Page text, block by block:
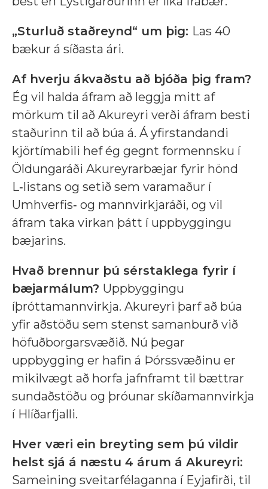
„Sturluð staðreynd“ um þig: Las 40
bækur á síðasta ári.
Af hverju ákvaðstu að bjóða þig fram?
Ég vil halda áfram að leggja mitt af
mörkum til að Akureyri verði áfram besti
staðurinn til að búa á. Á yfirstandandi
kjörtímabili hef ég gegnt formennsku í
Öldungaráði Akureyrarbæjar fyrir hönd
L‑listans og setið sem varamaður í
Umhverfis‑ og mannvirkjaráði, og vil
áfram taka virkan þátt í uppbyggingu
bæjarins.
Hvað brennur þú sérstaklega fyrir í
bæjarmálum? Uppbyggingu
íþróttamannvirkja. Akureyri þarf að búa
yfir aðstöðu sem stenst samanburð við
höfuðborgarsvæðið. Nú þegar
uppbygging er hafin á Þórssvæðinu er
mikilvægt að horfa jafnframt til bættrar
sundaðstöðu og þróunar skíðamannvirkja
í Hlíðarfjalli.
Hver væri ein breyting sem þú vildir
helst sjá á næstu 4 árum á Akureyri:
Sameining sveitarfélaganna í Eyjafirði, til